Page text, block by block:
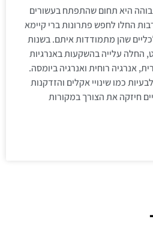
היא תחום שהתפתח בעשורים
החלו לחפש פתרונות ברי קיימא
שהן מתמודדות איתם. בשנות
החלה עלייה בהשקעות באנרגיות
אנרגיה רוחית ואנרגיה ביומסה.
כמו שינויי אקלים והזדקנות
חיזקה את הצורך במקורות